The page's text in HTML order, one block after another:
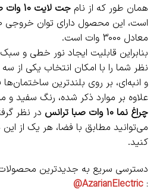
همان طور که از نام جت لایت 10 وات صباترانس
معادل 3000 وات است.
بنابراین قابلیت ایجاد نور خطی و
نظر شما را با امکان انتخاب یکی از
و انبه‌ای، بر روی بلندترین
علاوه بر موارد ذکر شده، رنگ سفید و
چراغ نما 10 وات صبا ترانس
در نظر
می‌توانید مطابق با فضا، هر یک از این
کنید.
دسترسی سریع به جدیدترین محصولات
: